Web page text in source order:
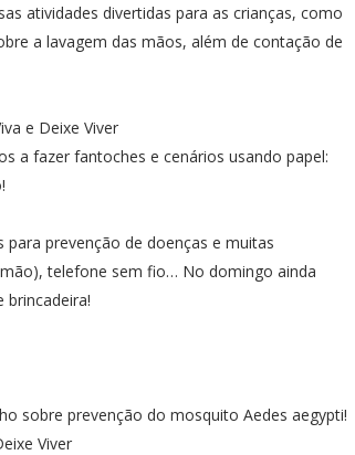
atividades divertidas para as crianças, como
a lavagem das mãos, além de contação de
e Deixe Viver
a fazer fantoches e cenários usando papel:
prevenção de doenças e muitas
telefone sem fio… No domingo ainda
brincadeira!
sobre prevenção do mosquito Aedes aegypti!
Viver